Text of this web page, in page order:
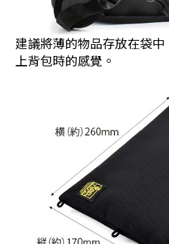
建議將薄的物品存放在袋中
上背包時的感覺。